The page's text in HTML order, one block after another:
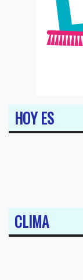
HOY ES
CLIMA